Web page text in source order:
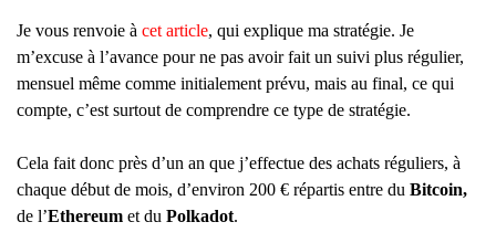
Je vous renvoie à cet article, qui explique ma stratégie. Je
m’excuse à l’avance pour ne pas avoir fait un suivi plus régulier,
mensuel même comme initialement prévu, mais au final, ce qui
compte, c’est surtout de comprendre ce type de stratégie.
Cela fait donc près d’un an que j’effectue des achats réguliers, à
chaque début de mois, d’environ 200 € répartis entre du Bitcoin,
de l’Ethereum et du Polkadot.